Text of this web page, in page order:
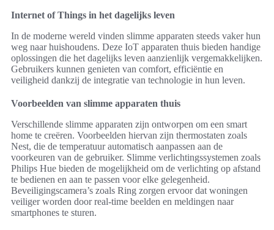
Internet of Things in het dagelijks leven
In de moderne wereld vinden slimme apparaten steeds vaker hun
weg naar huishoudens. Deze IoT apparaten thuis bieden handige
oplossingen die het dagelijks leven aanzienlijk vergemakkelijken.
Gebruikers kunnen genieten van comfort, efficiëntie en
veiligheid dankzij de integratie van technologie in hun leven.
Voorbeelden van slimme apparaten thuis
Verschillende slimme apparaten zijn ontworpen om een smart
home te creëren. Voorbeelden hiervan zijn thermostaten zoals
Nest, die de temperatuur automatisch aanpassen aan de
voorkeuren van de gebruiker. Slimme verlichtingssystemen zoals
Philips Hue bieden de mogelijkheid om de verlichting op afstand
te bedienen en aan te passen voor elke gelegenheid.
Beveiligingscamera’s zoals Ring zorgen ervoor dat woningen
veiliger worden door real-time beelden en meldingen naar
smartphones te sturen.